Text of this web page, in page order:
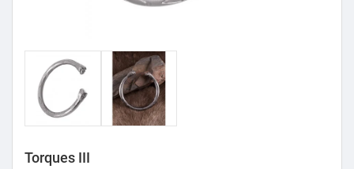
Torques III